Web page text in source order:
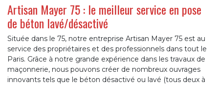
Artisan Mayer 75 : le meilleur service en pose
de béton lavé/désactivé
Située dans le 75, notre entreprise Artisan Mayer 75 est au
service des propriétaires et des professionnels dans tout le
Paris. Grâce à notre grande expérience dans les travaux de
maçonnerie, nous pouvons créer de nombreux ouvrages
innovants tels que le béton désactivé ou lavé (tous deux à